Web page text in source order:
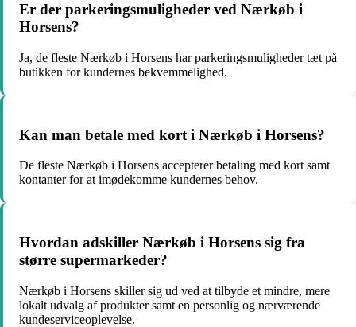
Er der parkeringsmuligheder ved Nærkøb i
Horsens?
Ja, de fleste Nærkøb i Horsens har parkeringsmuligheder tæt på
butikken for kundernes bekvemmelighed.
Kan man betale med kort i Nærkøb i Horsens?
De fleste Nærkøb i Horsens accepterer betaling med kort samt
kontanter for at imødekomme kundernes behov.
Hvordan adskiller Nærkøb i Horsens sig fra
større supermarkeder?
Nærkøb i Horsens skiller sig ud ved at tilbyde et mindre, mere
lokalt udvalg af produkter samt en personlig og nærværende
kundeserviceoplevelse.